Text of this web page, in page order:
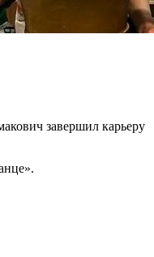
завершил карьеру